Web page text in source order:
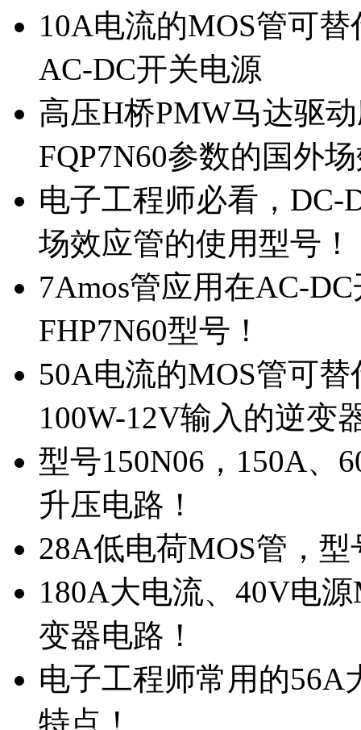
10A电流的MOS管可
AC-DC开关电源
高压H桥PMW马达驱
FQP7N60参数的国外
电子工程师必看，DC-
场效应管的使用型号！
7Amos管应用在AC-
FHP7N60型号！
50A电流的MOS管可
100W-12V输入的逆变
型号150N06，150A、
升压电路！
28A低电荷MOS管，
180A大电流、40V电
变器电路！
电子工程师常用的56A
特点！